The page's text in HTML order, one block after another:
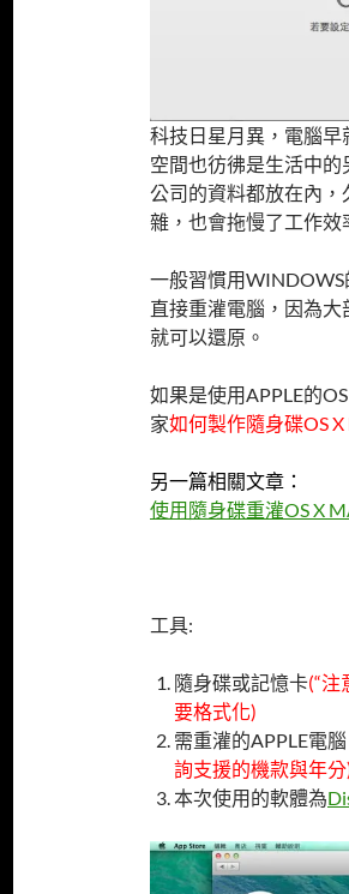
科技日星月異，電腦
空間也彷彿是生活中
公司的資料都放在內
雜，也會拖慢了工作效
一般習慣用
直接重灌電腦，因為
就可以還原。
如果是使用APPLE的
家如何製作隨身碟OS
另一篇相關文章：
使用隨身碟重灌OS X
工具:
隨身碟或記憶卡(“注
要格式化)
需重灌的APPLE電腦
詢支援的機款與年分
本次使用的軟體為